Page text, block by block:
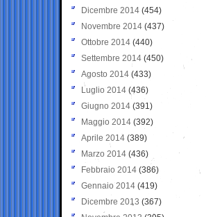
Dicembre 2014 (454)
Novembre 2014 (437)
Ottobre 2014 (440)
Settembre 2014 (450)
Agosto 2014 (433)
Luglio 2014 (436)
Giugno 2014 (391)
Maggio 2014 (392)
Aprile 2014 (389)
Marzo 2014 (436)
Febbraio 2014 (386)
Gennaio 2014 (419)
Dicembre 2013 (367)